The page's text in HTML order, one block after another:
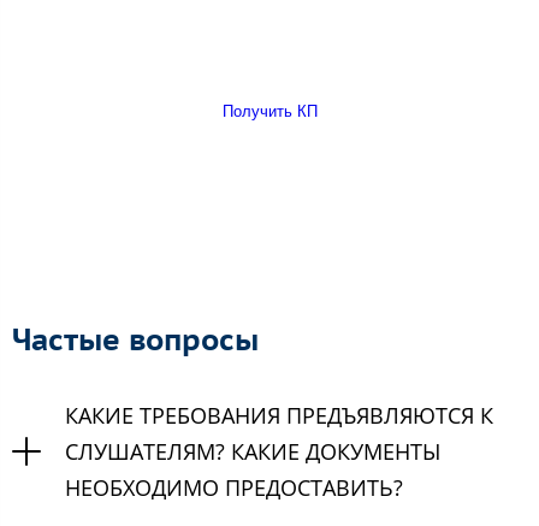
Получить КП
Частые вопросы
КАКИЕ ТРЕБОВАНИЯ ПРЕДЪЯВЛЯЮТСЯ К
СЛУШАТЕЛЯМ? КАКИЕ ДОКУМЕНТЫ
НЕОБХОДИМО ПРЕДОСТАВИТЬ?